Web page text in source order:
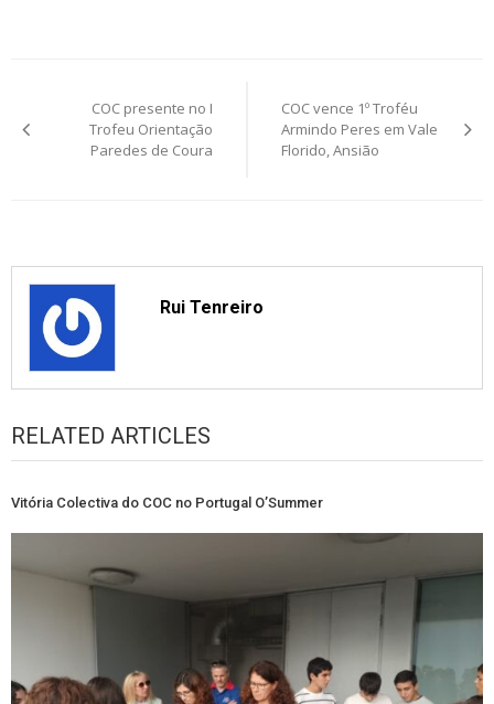
navigation
COC presente no I
Trofeu Orientação
Paredes de Coura
COC vence 1º Troféu
Armindo Peres em Vale
Florido, Ansião
Rui Tenreiro
RELATED ARTICLES
Vitória Colectiva do COC no Portugal O’Summer